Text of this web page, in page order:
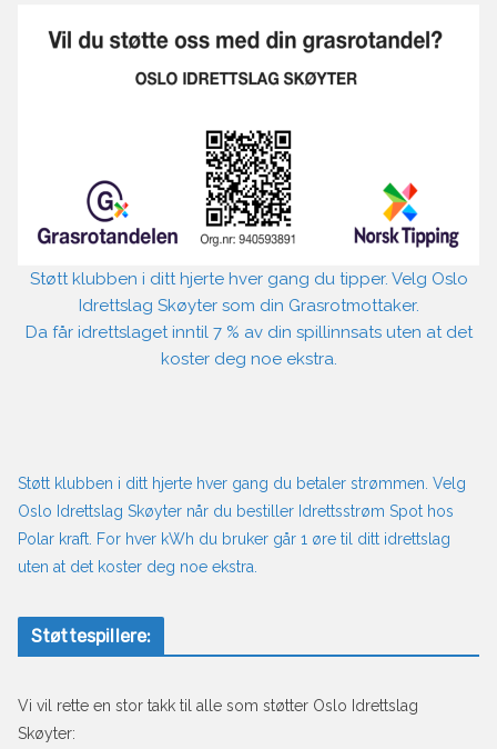
Støtt klubben i ditt hjerte hver gang du tipper. Velg Oslo
Idrettslag Skøyter som din Grasrotmottaker.
Da får idrettslaget inntil 7 % av din spillinnsats uten at det
koster deg noe ekstra.
Støtt klubben i ditt hjerte hver gang du betaler strømmen. Velg
Oslo Idrettslag Skøyter når du bestiller Idrettsstrøm Spot hos
Polar kraft. For hver kWh du bruker går 1 øre til ditt idrettslag
uten at det koster deg noe ekstra.
Støttespillere:
Vi vil rette en stor takk til alle som støtter Oslo Idrettslag
Skøyter: